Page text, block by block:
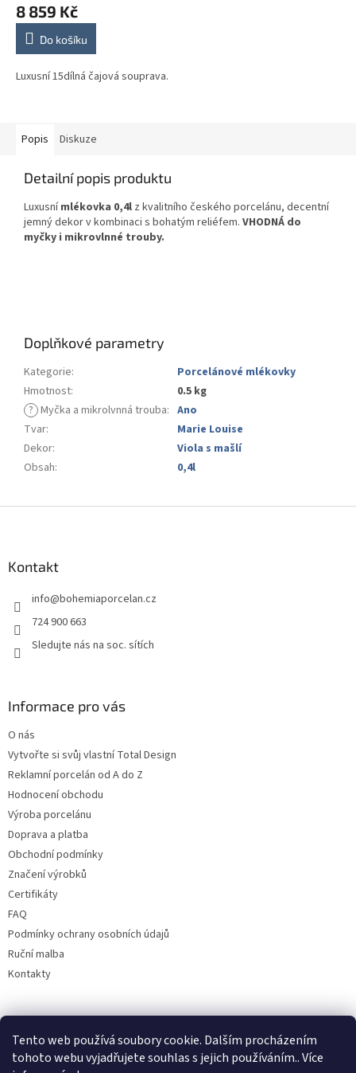
Tento web používá soubory cookie. Dalším procházením
tohoto webu vyjadřujete souhlas s jejich používáním.. Více
8 859 Kč
Do košíku
Luxusní 15dílná čajová souprava.
Popis Diskuze
Detailní popis produktu
Luxusnímlékovka 0,4l z kvalitního českého porcelánu, decentní
jemný dekor v kombinaci s bohatým reliéfem. VHODNÁ do
myčky i mikrovlnné trouby.
Doplňkové parametry
Kategorie:
Porcelánové mlékovky
Hmotnost:
0.5 kg
? Myčka a mikrolvnná trouba: Ano
Tvar:
Marie Louise
Dekor:
Viola s mašlí
Obsah: 0,4l
Kontakt
info@bohemiaporcelan.cz
724 900 663
Sledujte nás na soc. sítích
Informace pro vás
O nás
Vytvořte si svůj vlastní Total Design
Reklamní porcelán od A do Z
Hodnocení obchodu
Výroba porcelánu
Doprava a platba
Obchodní podmínky
Značení výrobků
Certifikáty
FAQ
Podmínky ochrany osobních údajů
Ruční malba
Kontakty
Facebook